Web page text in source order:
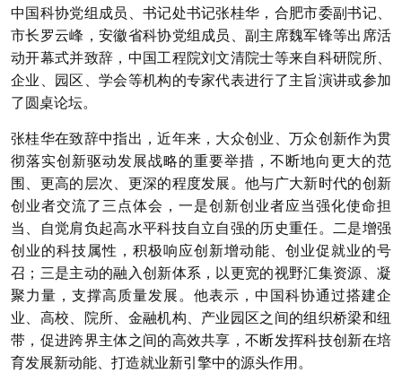
中国科协党组成员、书记处书记张桂华，合肥市委副书记、
市长罗云峰，安徽省科协党组成员、副主席魏军锋等出席活
动开幕式并致辞，中国工程院刘文清院士等来自科研院所、
企业、园区、学会等机构的专家代表进行了主旨演讲或参加
了圆桌论坛。
张桂华在致辞中指出，近年来，大众创业、万众创新作为贯
彻落实创新驱动发展战略的重要举措，不断地向更大的范
围、更高的层次、更深的程度发展。他与广大新时代的创新
创业者交流了三点体会，一是创新创业者应当强化使命担
当、自觉肩负起高水平科技自立自强的历史重任。二是增强
创业的科技属性，积极响应创新增动能、创业促就业的号
召；三是主动的融入创新体系，以更宽的视野汇集资源、凝
聚力量，支撑高质量发展。他表示，中国科协通过搭建企
业、高校、院所、金融机构、产业园区之间的组织桥梁和纽
带，促进跨界主体之间的高效共享，不断发挥科技创新在培
育发展新动能、打造就业新引擎中的源头作用。